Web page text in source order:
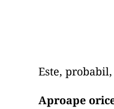
Este,
Aproape